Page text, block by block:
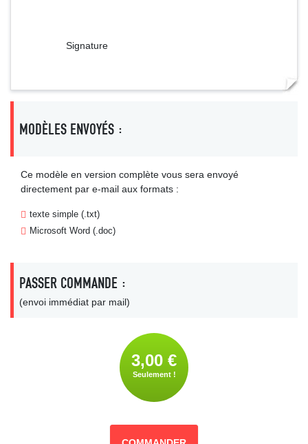
Signature
MODÈLES ENVOYÉS :
Ce modèle en version complète vous sera envoyé
directement par e-mail aux formats :
texte simple (.txt)
Microsoft Word (.doc)
PASSER COMMANDE :
(envoi immédiat par mail)
3,00 €
Seulement !